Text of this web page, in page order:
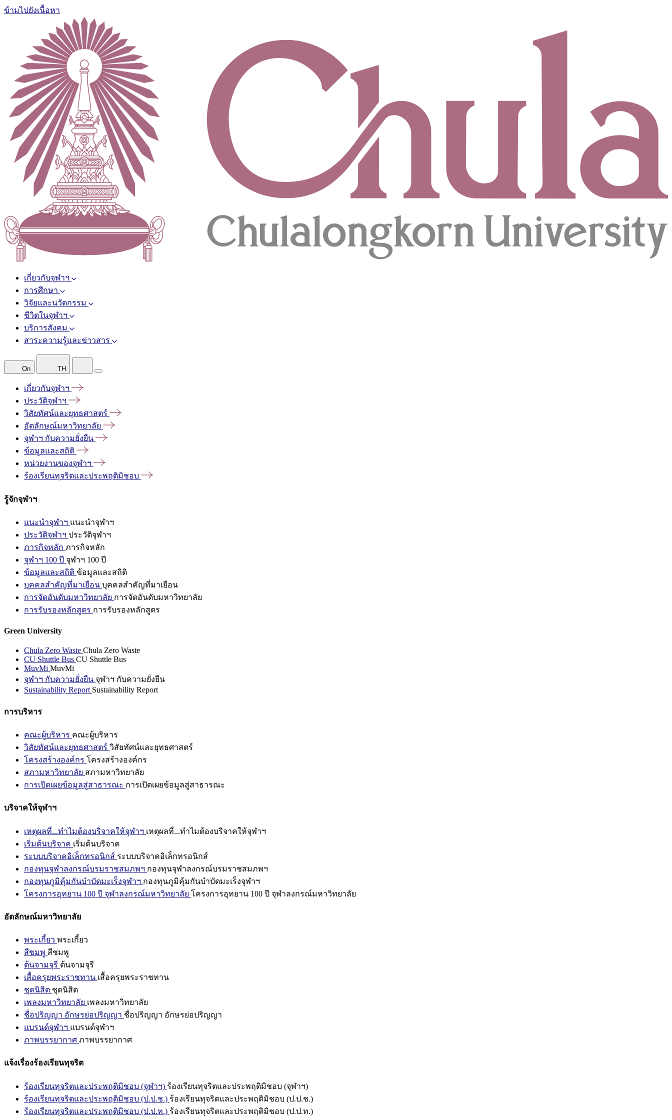
ข้ามไปยังเนื้อหา
เกี่ยวกับจุฬาฯ
การศึกษา
วิจัยและนวัตกรรม
ชีวิตในจุฬาฯ
บริการสังคม
สาระความรู้และข่าวสาร
On TH
เกี่ยวกับจุฬาฯ
ประวัติจุฬาฯ
วิสัยทัศน์และยุทธศาสตร์
อัตลักษณ์มหาวิทยาลัย
จุฬาฯ กับความยั่งยืน
ข้อมูลและสถิติ
หน่วยงานของจุฬาฯ
ร้องเรียนทุจริตและประพฤติมิชอบ
รู้จักจุฬาฯ
แนะนำจุฬาฯ แนะนำจุฬาฯ
ประวัติจุฬาฯ ประวัติจุฬาฯ
ภารกิจหลัก ภารกิจหลัก
จุฬาฯ 100 ปี จุฬาฯ 100 ปี
ข้อมูลและสถิติ ข้อมูลและสถิติ
บุคคลสำคัญที่มาเยือน บุคคลสำคัญที่มาเยือน
การจัดอันดับมหาวิทยาลัย การจัดอันดับมหาวิทยาลัย
การรับรองหลักสูตร การรับรองหลักสูตร
Green University
Chula Zero Waste Chula Zero Waste
CU Shuttle Bus CU Shuttle Bus
MuvMi MuvMi
จุฬาฯ กับความยั่งยืน จุฬาฯ กับความยั่งยืน
Sustainability Report Sustainability Report
การบริหาร
คณะผู้บริหาร คณะผู้บริหาร
วิสัยทัศน์และยุทธศาสตร์ วิสัยทัศน์และยุทธศาสตร์
โครงสร้างองค์กร โครงสร้างองค์กร
สภามหาวิทยาลัย สภามหาวิทยาลัย
การเปิดเผยข้อมูลสู่สาธารณะ การเปิดเผยข้อมูลสู่สาธารณะ
บริจาคให้จุฬาฯ
เหตุผลที่...ทำไมต้องบริจาคให้จุฬาฯ เหตุผลที่...ทำไมต้องบริจาคให้จุฬาฯ
เริ่มต้นบริจาค เริ่มต้นบริจาค
ระบบบริจาคอิเล็กทรอนิกส์ ระบบบริจาคอิเล็กทรอนิกส์
กองทุนจุฬาลงกรณ์บรมราชสมภพฯ กองทุนจุฬาลงกรณ์บรมราชสมภพฯ
กองทุนภูมิคุ้มกันบำบัดมะเร็งจุฬาฯ กองทุนภูมิคุ้มกันบำบัดมะเร็งจุฬาฯ
โครงการอุทยาน 100 ปี จุฬาลงกรณ์มหาวิทยาลัย โครงการอุทยาน 100 ปี จุฬาลงกรณ์มหาวิทยาลัย
อัตลักษณ์มหาวิทยาลัย
พระเกี้ยว พระเกี้ยว
สีชมพู สีชมพู
ต้นจามจุรี ต้นจามจุรี
เสื้อครุยพระราชทาน เสื้อครุยพระราชทาน
ชุดนิสิต ชุดนิสิต
เพลงมหาวิทยาลัย เพลงมหาวิทยาลัย
ชื่อปริญญา อักษรย่อปริญญา ชื่อปริญญา อักษรย่อปริญญา
แบรนด์จุฬาฯ แบรนด์จุฬาฯ
ภาพบรรยากาศ ภาพบรรยากาศ
แจ้งเรื่องร้องเรียนทุจริต
ร้องเรียนทุจริตและประพฤติมิชอบ (จุฬาฯ) ร้องเรียนทุจริตและประพฤติมิชอบ (จุฬาฯ)
ร้องเรียนทุจริตและประพฤติมิชอบ (ป.ป.ช.) ร้องเรียนทุจริตและประพฤติมิชอบ (ป.ป.ช.)
ร้องเรียนทุจริตและประพฤติมิชอบ (ป.ป.ท.) ร้องเรียนทุจริตและประพฤติมิชอบ (ป.ป.ท.)